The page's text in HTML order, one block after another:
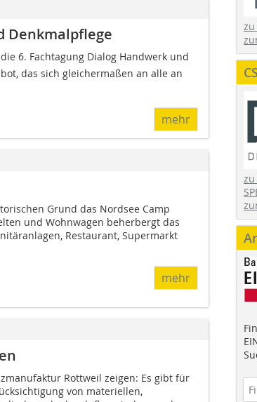
Denkmalpflege
6. Fachtagung Dialog Handwerk und
das sich gleichermaßen an alle an
mehr
Grund das Nordsee Camp
und Wohnwagen beherbergt das
Restaurant, Supermarkt
mehr
Rottweil zeigen: Es gibt für
von materiellen,
zu
zu